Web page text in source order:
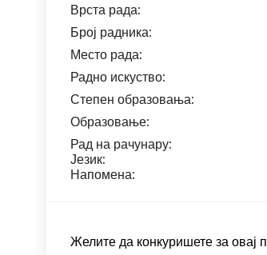
Врста рада:
Број радника:
Место рада:
Радно искуство:
Степен образовања:
Образовање:
Рад на рачунару:
Језик:
Напомена:
Желите да конкуришете за овај